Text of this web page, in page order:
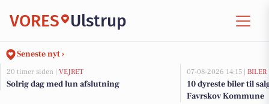
VORES Ulstrup
Seneste nyt ›
20 timer siden | VEJRET
Solrig dag med lun afslutning
07-08-2026 14:15 | BILER
10 dyreste biler til
Favrskov Kommune